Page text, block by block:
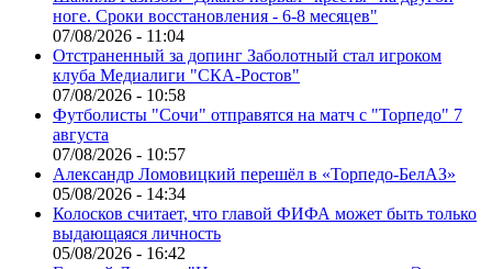
ноге. Сроки восстановления - 6-8 месяцев"
07/08/2026 - 11:04
Отстраненный за допинг Заболотный стал игроком
клуба Медиалиги "СКА-Ростов"
07/08/2026 - 10:58
Футболисты "Сочи" отправятся на матч с "Торпедо" 7
августа
07/08/2026 - 10:57
Александр Ломовицкий перешёл в «Торпедо-БелАЗ»
05/08/2026 - 14:34
Колосков считает, что главой ФИФА может быть только
выдающаяся личность
05/08/2026 - 16:42